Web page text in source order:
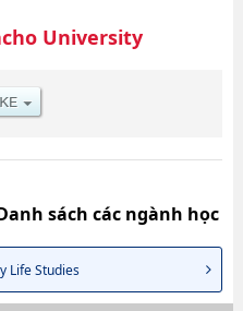
về các Ngành Conteｍporary Life
tin liên quan đến thi tuyển như
cở sở trang thiết bị, hướng dẫn
University
sách các ngành học
Life Studies